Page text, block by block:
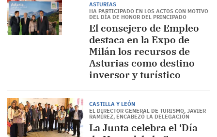
ASTURIAS
HA PARTICIPADO EN LOS ACTOS CON MOTIVO
DEL DÍA DE HONOR DEL PRINCIPADO
El consejero de Empleo
destaca en la Expo de
Milán los recursos de
Asturias como destino
inversor y turístico
CASTILLA Y LEÓN
EL DIRECTOR GENERAL DE TURISMO, JAVIER
RAMÍREZ, ENCABEZÓ LA DELEGACIÓN
La Junta celebra el ‘Día